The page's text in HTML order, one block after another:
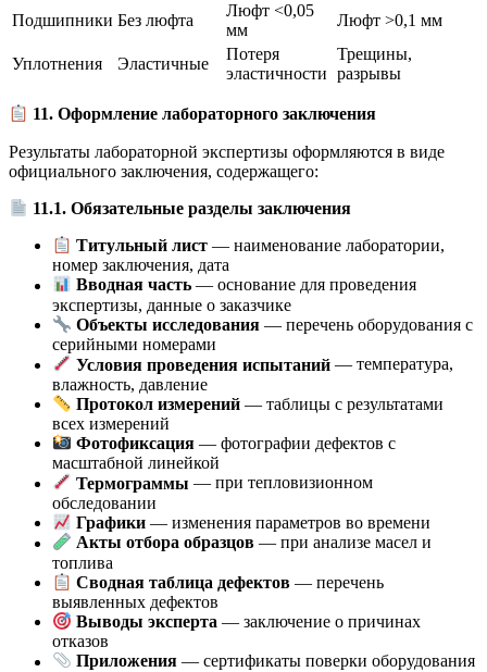
Подшипники Без люфта
Люфт <0,05
мм
Люфт >0,1 мм
Уплотнения Эластичные
Потеря
эластичности
Трещины,
разрывы
11. Оформление лабораторного заключения
Результаты лабораторной экспертизы оформляются в виде
официального заключения, содержащего:
11.1. Обязательные разделы заключения
Титульный лист — наименование лаборатории,
номер заключения, дата
Вводная часть — основание для проведения
экспертизы, данные о заказчике
Объекты исследования — перечень оборудования с
серийными номерами
Условия проведения испытаний — температура,
влажность, давление
Протокол измерений — таблицы с результатами
всех измерений
Фотофиксация — фотографии дефектов с
масштабной линейкой
Термограммы — при тепловизионном
обследовании
Графики — изменения параметров во времени
Акты отбора образцов — при анализе масел и
топлива
Сводная таблица дефектов — перечень
выявленных дефектов
Выводы эксперта — заключение о причинах
отказов
Приложения — сертификаты поверки оборудования